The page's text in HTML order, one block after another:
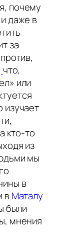
почему
даже в
за
что,
или
изучает
кто-то
из
мы
в
вМаталу
были
мнения